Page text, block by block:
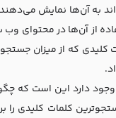
به آن‌ها نمایش
از آن‌ها در محتوای
که از میزان
دارد این است که
کلمات کلیدی